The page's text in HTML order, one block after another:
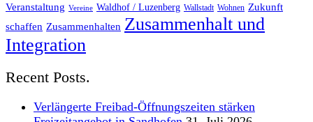
Veranstaltung Vereine Waldhof / Luzenberg Wallstadt Wohnen Zukunft
schaffen Zusammenhalten Zusammenhalt und
Integration
Recent Posts.
Verlängerte Freibad-Öffnungszeiten stärken